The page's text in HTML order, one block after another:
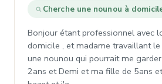
Cherche une nounou à
Bonjour étant professionnel avec
domicile , et madame travaillant le
une nounou qui pourrait me
2ans et Demi et ma fille de 5ans